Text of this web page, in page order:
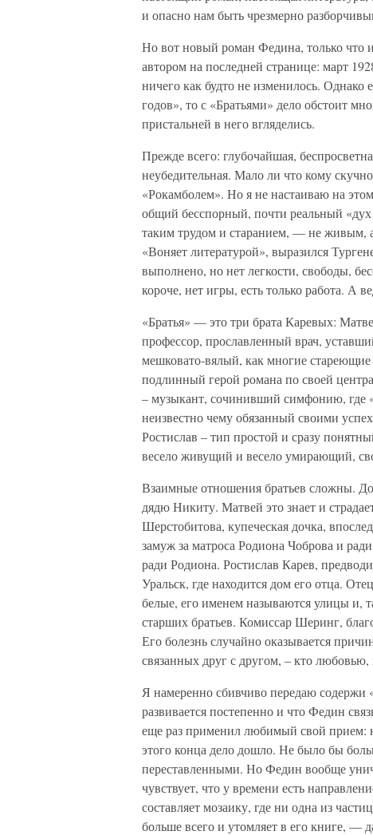
и опасно нам быть чрезмерно
Но вот новый роман Федина, только
автором на последней странице: март
ничего как будто не изменилось. Однако
годов», то с «Братьями» дело обстоит
пристальней в него вгляделись.
Прежде всего: глубочайшая,
неубедительная. Мало ли что кому
«Рокамболем». Но я не настаиваю на
общий бесспорный, почти реальный
таким трудом и старанием, — не
«Воняет литературой», выразился
выполнено, но нет легкости, свободы,
короче, нет игры, есть только работа. А
«Братья» — это три брата Каревых:
профессор, прославленный врач,
мешковато-вялый, как многие
подлинный герой романа по своей
– музыкант, сочинивший симфонию, где
неизвестно чему обязанный своими
Ростислав – тип простой и сразу
весело живущий и весело умирающий,
Взаимные отношения братьев сложны.
дядю Никиту. Матвей это знает и
Шерстобитова, купеческая дочка,
замуж за матроса Родиона Чоброва и
ради Родиона. Ростислав Карев,
Уральск, где находится дом его отца.
белые, его именем называются улицы и,
старших братьев. Комиссар Шеринг,
Его болезнь случайно оказывается
связанных друг с другом, – кто
Я намеренно сбивчиво передаю содержи
развивается постепенно и что Федин
еще раз применил любимый свой прием:
этого конца дело дошло. Не было бы
переставленными. Но Федин вообще
чувствует, что у времени есть
составляет мозаику, где ни одна из
больше всего и утомляет в его книге, —